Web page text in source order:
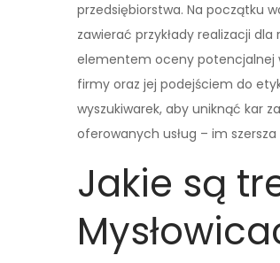
przedsiębiorstwa. Na początku
zawierać przykłady realizacji
elementem oceny potencjalnej
firmy oraz jej podejściem do
wyszukiwarek, aby uniknąć kar
oferowanych usług – im
Jakie są